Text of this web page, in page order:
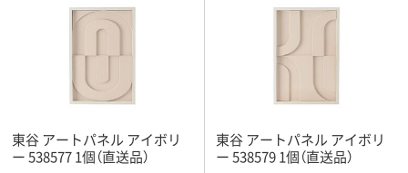
東谷 アートパネル アイボリ
ー 538577 1個（直送品）
東谷 アートパネル アイボリ
ー 538579 1個（直送品）